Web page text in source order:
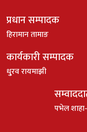
प्रधान सम्पादक
हिरामान तामाङ
कार्यकारी सम्पादक
धु्रव रायमाझी
पभेल